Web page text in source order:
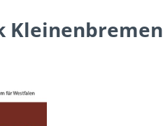
Kleinenbremen